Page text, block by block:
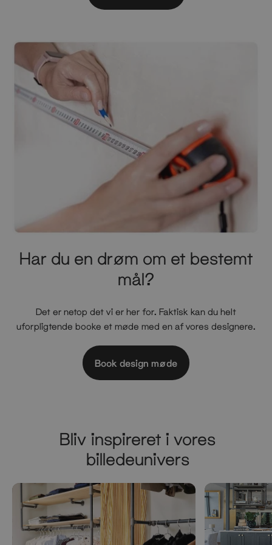
Har du en drøm om et bestemt
mål?
Det er netop det vi er her for. Faktisk kan du helt
uforpligtende booke et møde med en af vores designere.
Book design møde
Bliv inspireret i vores
billedeunivers